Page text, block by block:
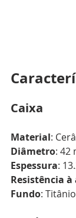
Caixa
Material:
Diâmetro: 42
Espessura:
Resistência à
Fundo: Titânio